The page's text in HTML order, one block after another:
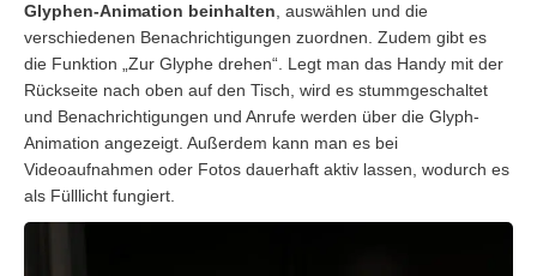
Glyphen-Animation beinhalten, auswählen und die
verschiedenen Benachrichtigungen zuordnen. Zudem gibt es
die Funktion „Zur Glyphe drehen“. Legt man das Handy mit der
Rückseite nach oben auf den Tisch, wird es stummgeschaltet
und Benachrichtigungen und Anrufe werden über die Glyph-
Animation angezeigt. Außerdem kann man es bei
Videoaufnahmen oder Fotos dauerhaft aktiv lassen, wodurch es
als Fülllicht fungiert.